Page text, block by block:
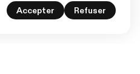
Accepter Refuser